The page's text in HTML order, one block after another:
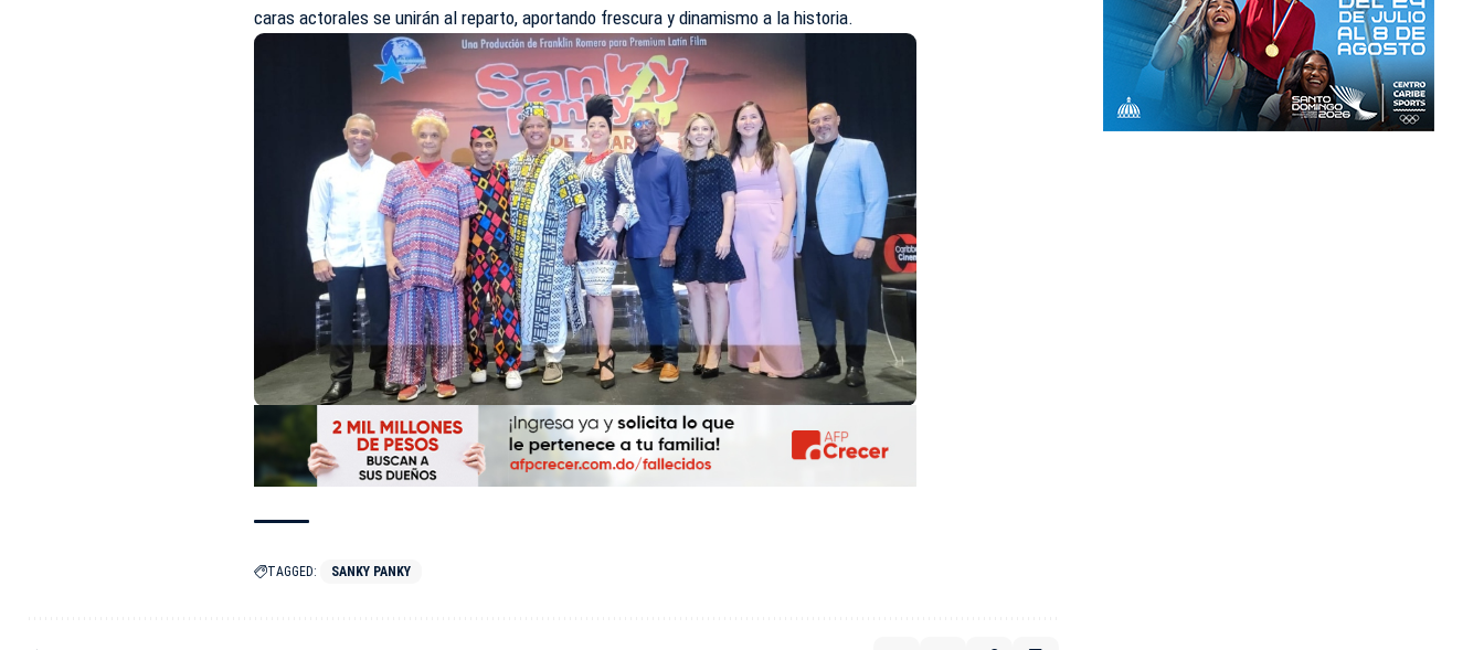
caras actorales se unirán al reparto, aportando frescura y dinamismo a la historia.
TAGGED: SANKY PANKY